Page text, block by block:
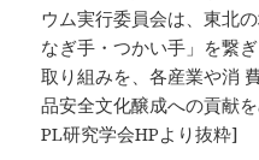
ウム実行委員会は、東北
なぎ手・つかい手」を繋
取り組みを、各産業や消
品安全文化醸成への貢献
PL研究学会HPより抜粋]